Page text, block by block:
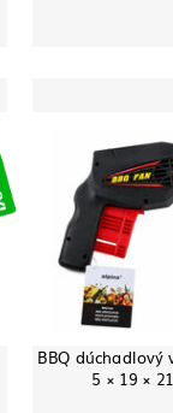
BBQ dúchadlový
5 × 19 ×